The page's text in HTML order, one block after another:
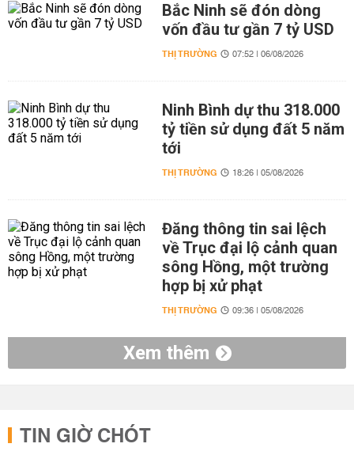
Bắc Ninh sẽ đón dòng
vốn đầu tư gần 7 tỷ USD
THỊ TRƯỜNG 07:52 | 06/08/2026
Ninh Bình dự thu 318.000
tỷ tiền sử dụng đất 5 năm
tới
THỊ TRƯỜNG 18:26 | 05/08/2026
Đăng thông tin sai lệch
về Trục đại lộ cảnh quan
sông Hồng, một trường
hợp bị xử phạt
THỊ TRƯỜNG 09:36 | 05/08/2026
Xem thêm
TIN GIỜ CHÓT